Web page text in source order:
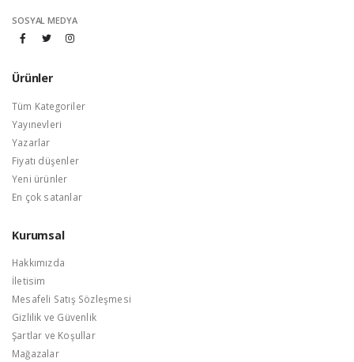
SOSYAL MEDYA
Ürünler
Tüm Kategoriler
Yayınevleri
Yazarlar
Fiyatı düşenler
Yeni ürünler
En çok satanlar
Kurumsal
Hakkımızda
İletisim
Mesafeli Satış Sözleşmesi
Gizlilik ve Güvenlik
Şartlar ve Koşullar
Mağazalar